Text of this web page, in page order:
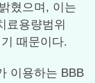
혔으며, 이는
료용량범위
때문이다.
이용하는 BBB